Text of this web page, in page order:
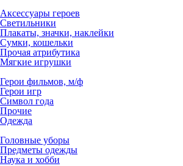
Аксессуары героев
Светильники
Плакаты, значки, наклейки
Сумки, кошельки
Прочая атрибутика
Мягкие игрушки
Герои фильмов, м/ф
Герои игр
Символ года
Прочие
Одежда
Головные уборы
Предметы одежды
Наука и хобби